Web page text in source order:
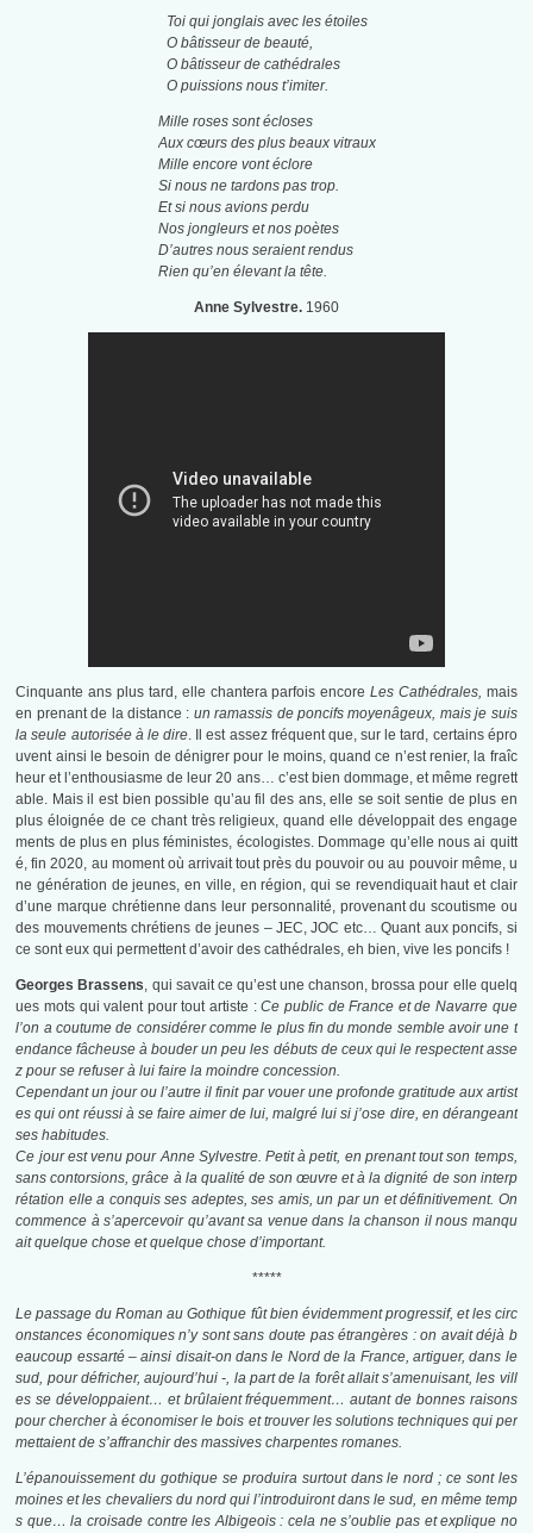
Toi qui jonglais avec les étoiles
O bâtisseur de beauté,
O bâtisseur de cathédrales
O puissions nous t’imiter.
Mille roses sont écloses
Aux cœurs des plus beaux vitraux
Mille encore vont éclore
Si nous ne tardons pas trop.
Et si nous avions perdu
Nos jongleurs et nos poètes
D’autres nous seraient rendus
Rien qu’en élevant la tête.
Anne Sylvestre. 1960
Cinquante ans plus tard, elle chantera parfois encoreLes Cathédrales, mais
en prenant de la distance : un ramassis de poncifs moyenâgeux, mais je suis
la seule autorisée à le dire. Il est assez fréquent que, sur le tard, certains épro
uvent ainsi le besoin de dénigrer pour le moins, quand ce n’est renier, la fraîc
heur et l’enthousiasme de leur 20 ans… c’est bien dommage, et même regrett
able. Mais il est bien possible qu’au fil des ans, elle se soit sentie de plus en
plus éloignée de ce chant très religieux, quand elle développait des engage
ments de plus en plus féministes, écologistes. Dommage qu’elle nous ai quitt
é, fin 2020, au moment où arrivait tout près du pouvoir ou au pouvoir même, u
ne génération de jeunes, en ville, en région, qui se revendiquait haut et clair
d’une marque chrétienne dans leur personnalité, provenant du scoutisme ou
des mouvements chrétiens de jeunes – JEC, JOC etc… Quant aux poncifs, si
ce sont eux qui permettent d’avoir des cathédrales, eh bien, vive les poncifs !
Georges Brassens, qui savait ce qu’est une chanson, brossa pour elle quelq
ues mots qui valent pour tout artiste :Ce public de France et de Navarre que
l’on a coutume de considérer comme le plus fin du monde semble avoir une t
endance fâcheuse à bouder un peu les débuts de ceux qui le respectent asse
z pour se refuser à lui faire la moindre concession.
Cependant un jour ou l’autre il finit par vouer une profonde gratitude aux artist
es qui ont réussi à se faire aimer de lui, malgré lui si j’ose dire, en dérangeant
ses habitudes.
Ce jour est venu pour Anne Sylvestre. Petit à petit, en prenant tout son temps,
sans contorsions, grâce à la qualité de son œuvre et à la dignité de son interp
rétation elle a conquis ses adeptes, ses amis, un par un et définitivement. On
commence à s’apercevoir qu’avant sa venue dans la chanson il nous manqu
ait quelque chose et quelque chose d’important.
*****
Le passage du Roman au Gothique fût bien évidemment progressif, et les circ
onstances économiques n’y sont sans doute pas étrangères : on avait déjà b
eaucoup essarté – ainsi disait-on dans le Nord de la France, artiguer, dans le
sud, pour défricher, aujourd’hui -, la part de la forêt allait s’amenuisant, les vill
es se développaient… et brûlaient fréquemment… autant de bonnes raisons
pour chercher à économiser le bois et trouver les solutions techniques qui per
mettaient de s’affranchir des massives charpentes romanes.
L’épanouissement du gothique se produira surtout dans le nord ; ce sont les
moines et les chevaliers du nord qui l’introduiront dans le sud, en même temp
s que… la croisade contre les Albigeois : cela ne s’oublie pas et explique no